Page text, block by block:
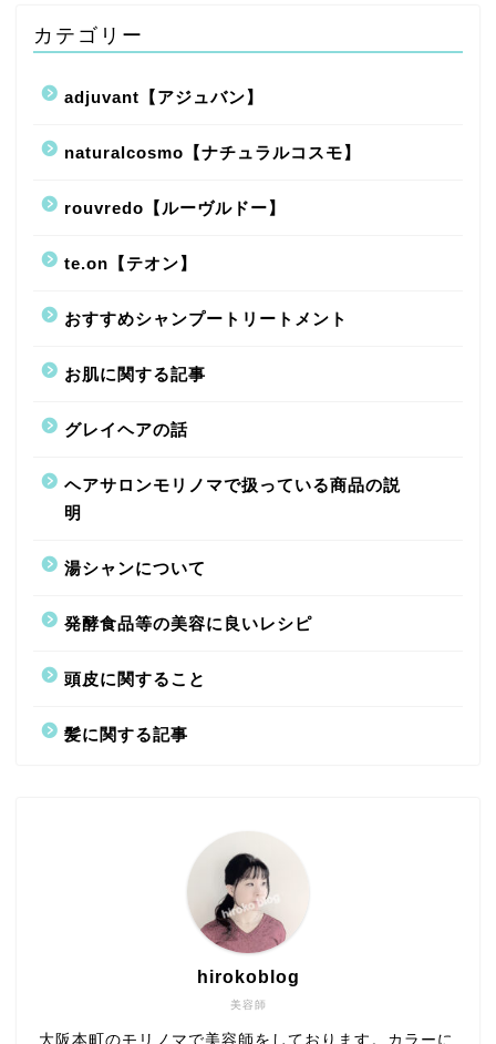
カテゴリー
adjuvant【アジュバン】
naturalcosmo【ナチュラルコスモ】
rouvredo【ルーヴルドー】
te.on【テオン】
おすすめシャンプートリートメント
お肌に関する記事
グレイヘアの話
ヘアサロンモリノマで扱っている商品の説
明
湯シャンについて
発酵食品等の美容に良いレシピ
頭皮に関すること
髪に関する記事
美容師
hirokoblog
大阪本町のモリノマで美容師をしております。カラーに